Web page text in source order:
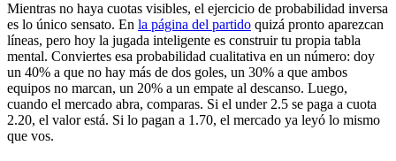
Mientras no haya cuotas visibles, el ejercicio de probabilidad inversa
es lo único sensato. En la página del partido quizá pronto aparezcan
líneas, pero hoy la jugada inteligente es construir tu propia tabla
mental. Conviertes esa probabilidad cualitativa en un número: doy
un 40% a que no hay más de dos goles, un 30% a que ambos
equipos no marcan, un 20% a un empate al descanso. Luego,
cuando el mercado abra, comparas. Si el under 2.5 se paga a cuota
2.20, el valor está. Si lo pagan a 1.70, el mercado ya leyó lo mismo
que vos.